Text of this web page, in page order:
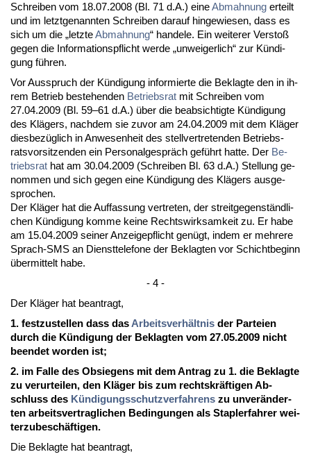
Schrei­ben vom 18.07.2008 (Bl. 71 d.A.) ei­neAb­mah­nung er­teilt
und im letzt­ge­nann­ten Schrei­ben dar­auf hin­ge­wie­sen, dass es
sich um die „letz­teAb­mah­nung“ han­de­le. Ein wei­te­rer Ver­s­toß
ge­gen die In­for­ma­ti­ons­pflicht wer­de „un­wei­ger­lich“ zur Kündi­
gung führen.
Vor Aus­spruch der Kündi­gung in­for­mier­te die Be­klag­te den in ih­
rem Be­trieb be­ste­hen­den Be­triebs­rat mit Schrei­ben vom
27.04.2009 (Bl. 59–61 d.A.) über die be­ab­sich­tig­te Kündi­gung
des Klägers, nach­dem sie zu­vor am 24.04.2009 mit dem Kläger
dies­bezüglich in An­we­sen­heit des stell­ver­tre­ten­den Be­triebs­
rats­vor­sit­zen­den ein Per­so­nal­gespräch geführt hat­te. Der Be­
triebs­rat hat am 30.04.2009 (Schrei­ben Bl. 63 d.A.) Stel­lung ge­
nom­men und sich ge­gen ei­ne Kündi­gung des Klägers aus­ge­
spro­chen.
Der Kläger hat die Auf­fas­sung ver­tre­ten, der streit­ge­genständ­li­
chen Kündi­gung kom­me kei­ne Rechts­wirk­sam­keit zu. Er ha­be
am 15.04.2009 sei­ner An­zei­ge­pflicht genügt, in­dem er meh­re­re
Sprach-SMS an Dienst­te­le­fo­ne der Be­klag­ten vor Schicht­be­ginn
über­mit­telt ha­be.
- 4 -
Der Kläger hat be­an­tragt,
1. fest­zu­stel­len dass das Ar­beits­verhält­nis der Par­tei­en
durch die Kündi­gung der Be­klag­ten vom 27.05.2009 nicht
be­en­det wor­den ist;
2. im Fal­le des Ob­sie­gens mit dem An­trag zu 1. die Be­klag­te
zu ver­ur­tei­len, den Kläger bis zum rechts­kräfti­gen Ab­
schluss des Kündi­gungs­schutz­ver­fah­rens zu un­veränder­
ten ar­beits­ver­trag­li­chen Be­din­gun­gen als Stap­ler­fah­rer wei­
ter­zu­beschäfti­gen.
Die Be­klag­te hat be­an­tragt,